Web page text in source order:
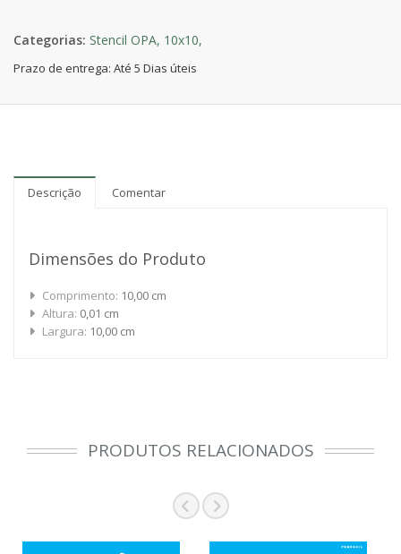
Categorias: Stencil OPA, 10x10,
Prazo de entrega: Até 5 Dias úteis
Descrição Comentar
Dimensões do Produto
Comprimento: 10,00 cm
Altura: 0,01 cm
Largura: 10,00 cm
PRODUTOS RELACIONADOS